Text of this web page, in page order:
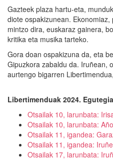
Gazteek plaza hartu-eta,
diote ospakizunean.
mintzo dira, euskaraz gainera,
kritika eta musika tarteko.
Gora doan ospakizuna da, eta
Gipuzkora zabaldu da. Iruñean,
aurtengo bigarren
Libertimenduak 2024. Egutegia
Otsailak 10, larunbata:
Otsailak 10, larunbata:
Otsailak 11, igandea:
Otsailak 11, igandea:
Otsailak 17, larunbata: